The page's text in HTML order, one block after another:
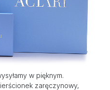
w pięknym.
zaręczynowy,